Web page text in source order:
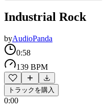
Industrial Rock
byAudioPanda
0:58
139 BPM
トラックを購入
0:00